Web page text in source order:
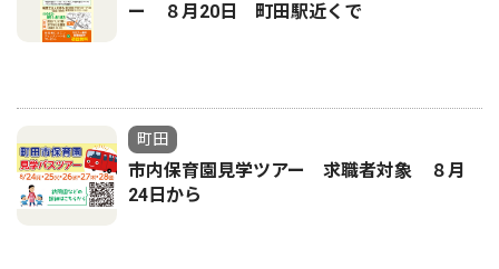
ー ８月20日 町田駅近くで
町田
市内保育園見学ツアー 求職者対象 ８月
24日から